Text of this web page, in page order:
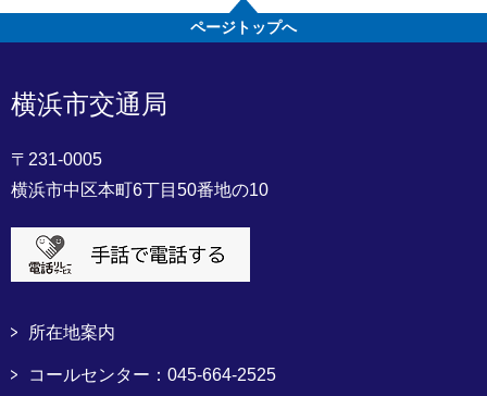
ページトップへ
横浜市交通局
〒231-0005
横浜市中区本町6丁目50番地の10
所在地案内
コールセンター：045-664-2525